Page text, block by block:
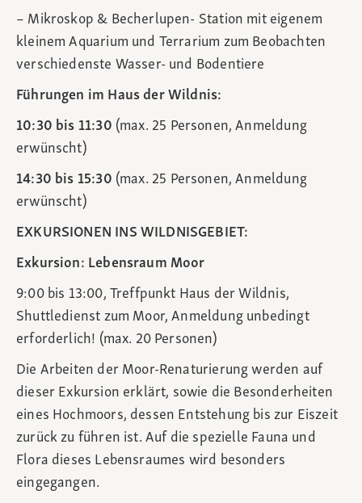
– Mikroskop & Becherlupen- Station mit eigenem
kleinem Aquarium und Terrarium zum Beobachten
verschiedenste Wasser- und Bodentiere
Führungen im Haus der Wildnis:
10:30 bis 11:30 (max. 25 Personen, Anmeldung
erwünscht)
14:30 bis 15:30 (max. 25 Personen, Anmeldung
erwünscht)
EXKURSIONEN INS WILDNISGEBIET:
Exkursion: Lebensraum Moor
9:00 bis 13:00, Treffpunkt Haus der Wildnis,
Shuttledienst zum Moor, Anmeldung unbedingt
erforderlich! (max. 20 Personen)
Die Arbeiten der Moor-Renaturierung werden auf
dieser Exkursion erklärt, sowie die Besonderheiten
eines Hochmoors, dessen Entstehung bis zur Eiszeit
zurück zu führen ist. Auf die spezielle Fauna und
Flora dieses Lebensraumes wird besonders
eingegangen.